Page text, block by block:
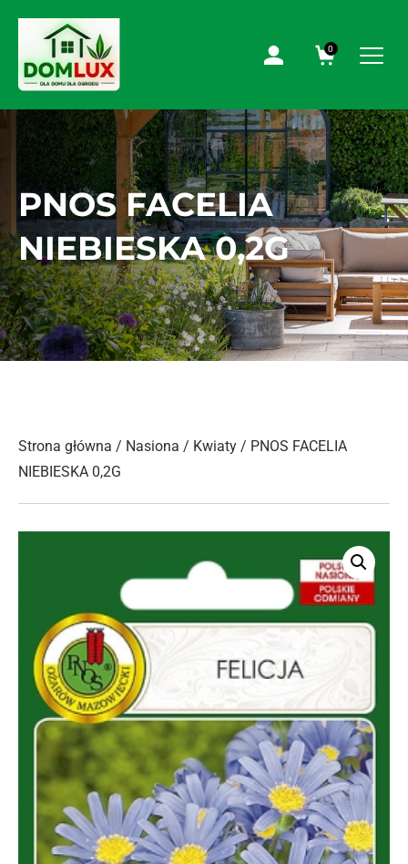
0
PNOS FACELIA
NIEBIESKA 0,2G
Strona główna / Nasiona / Kwiaty / PNOS FACELIA
NIEBIESKA 0,2G